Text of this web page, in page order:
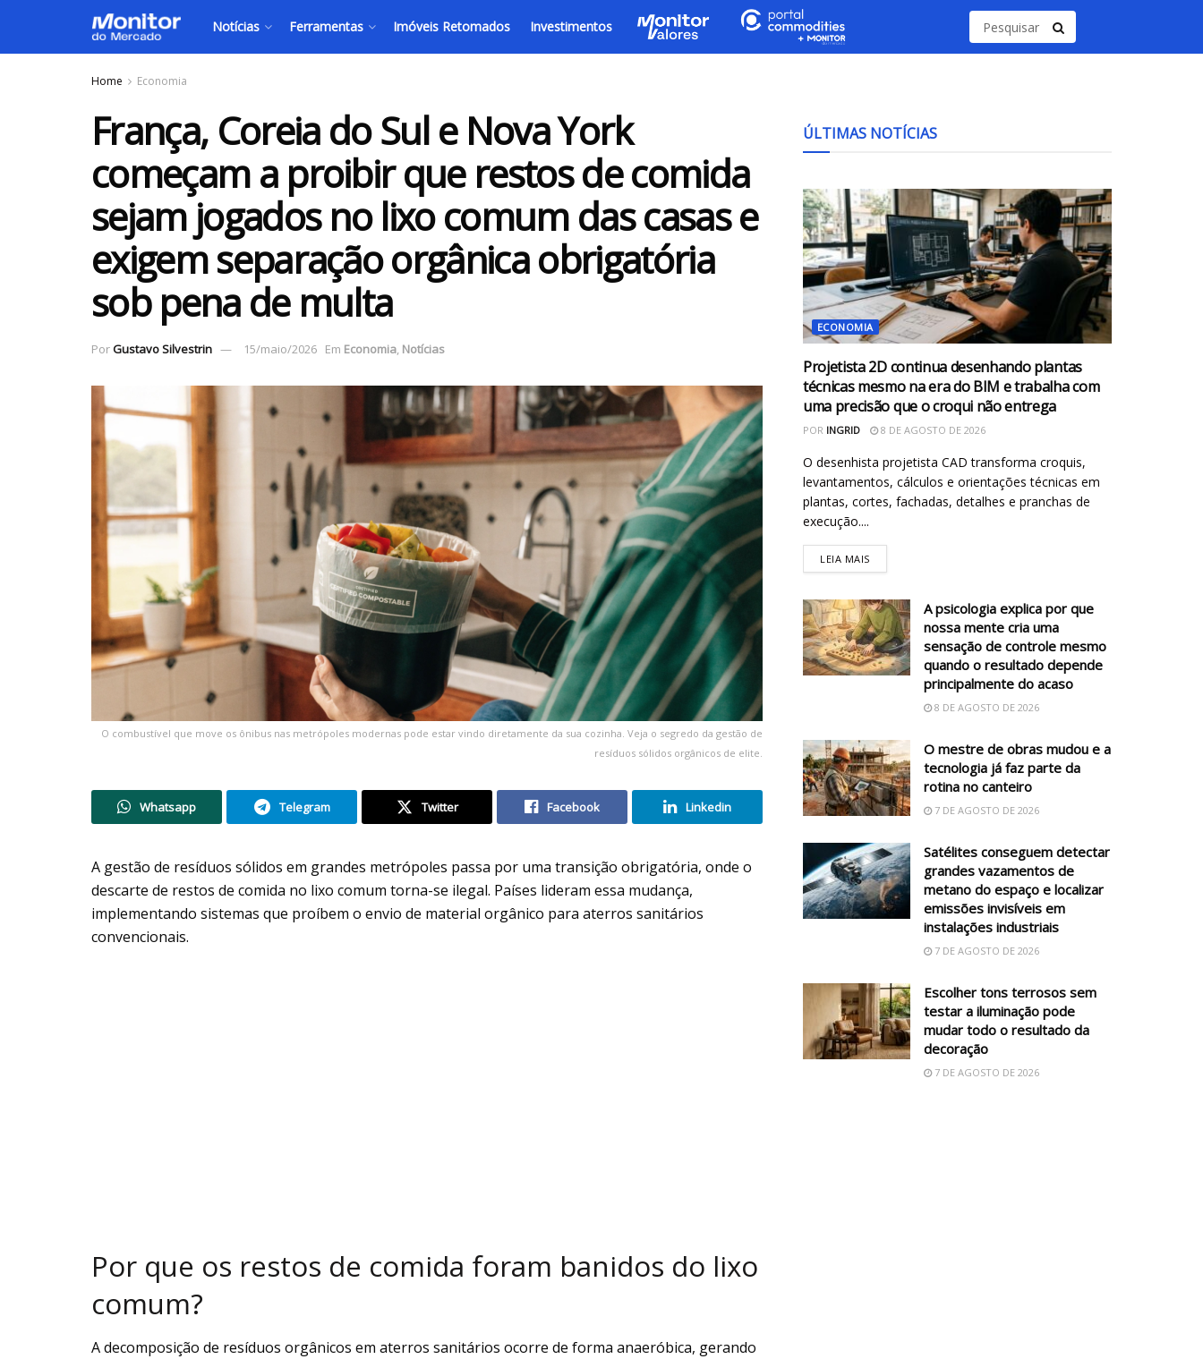
Notícias Ferramentas Imóveis Retomados Investimentos
Home Economia
França, Coreia do Sul e Nova York
começam a proibir que restos de comida
sejam jogados no lixo comum das casas e
exigem separação orgânica obrigatória
sob pena de multa
PorGustavo Silvestrin 15/maio/2026 Em Economia, Notícias
O combustível que move os ônibus nas metrópoles modernas pode estar vindo diretamente da sua cozinha. Veja o segredo da gestão de
resíduos sólidos orgânicos de elite.
Whatsapp Telegram Twitter Facebook Linkedin
A gestão de resíduos sólidos em grandes metrópoles passa por uma transição obrigatória, onde o
descarte de restos de comida no lixo comum torna-se ilegal. Países lideram essa mudança,
implementando sistemas que proíbem o envio de material orgânico para aterros sanitários
convencionais.
Por que os restos de comida foram banidos do lixo
comum?
A decomposição de resíduos orgânicos em aterros sanitários ocorre de forma anaeróbica, gerando
ÚLTIMAS NOTÍCIAS
ECONOMIA
Projetista 2D continua desenhando plantas
técnicas mesmo na era do BIM e trabalha com
uma precisão que o croqui não entrega
POR INGRID 8 DE AGOSTO DE 2026
O desenhista projetista CAD transforma croquis,
levantamentos, cálculos e orientações técnicas em
plantas, cortes, fachadas, detalhes e pranchas de
execução....
LEIA MAIS
A psicologia explica por que
nossa mente cria uma
sensação de controle mesmo
quando o resultado depende
principalmente do acaso
8 DE AGOSTO DE 2026
O mestre de obras mudou e a
tecnologia já faz parte da
rotina no canteiro
7 DE AGOSTO DE 2026
Satélites conseguem detectar
grandes vazamentos de
metano do espaço e localizar
emissões invisíveis em
instalações industriais
7 DE AGOSTO DE 2026
Escolher tons terrosos sem
testar a iluminação pode
mudar todo o resultado da
decoração
7 DE AGOSTO DE 2026